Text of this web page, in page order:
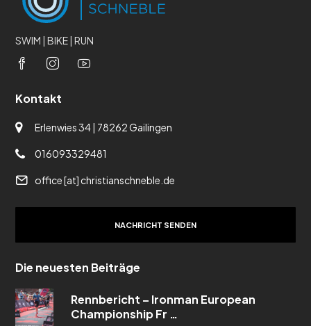
SWIM | BIKE | RUN
Kontakt
Erlenwies 34 | 78262 Gailingen
016093329481
office [at] christianschneble.de
NACHRICHT SENDEN
Die neuesten Beiträge
Rennbericht – Ironman European
Championship Fr …